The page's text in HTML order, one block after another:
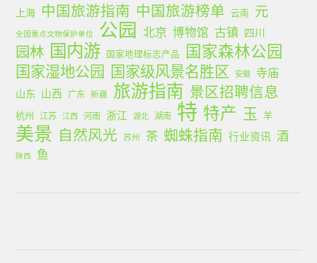
上海 中国旅游指南 中国旅游榜单 云南 元
全国重点文物保护单位 公园 北京 博物馆 古镇 四川
园林 国内游 国家地理标志产品 国家森林公园
国家湿地公园 国家级风景名胜区 安徽 寺庙
山东 山西 广东 新疆 旅游指南 景区招聘信息
杭州 江苏 江西 河南 浙江 湖北 湖南 特 特产 玉 羊
美景 自然风光 苏州 茶 蜘蛛指南 行业资讯 酒
陕西 鱼